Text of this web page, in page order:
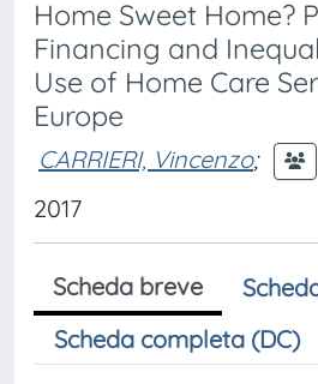
Home Sweet Home?
Financing and
Use of Home Care
Europe
CARRIERI, Vincenzo;
2017
Scheda breve
Scheda completa (DC)